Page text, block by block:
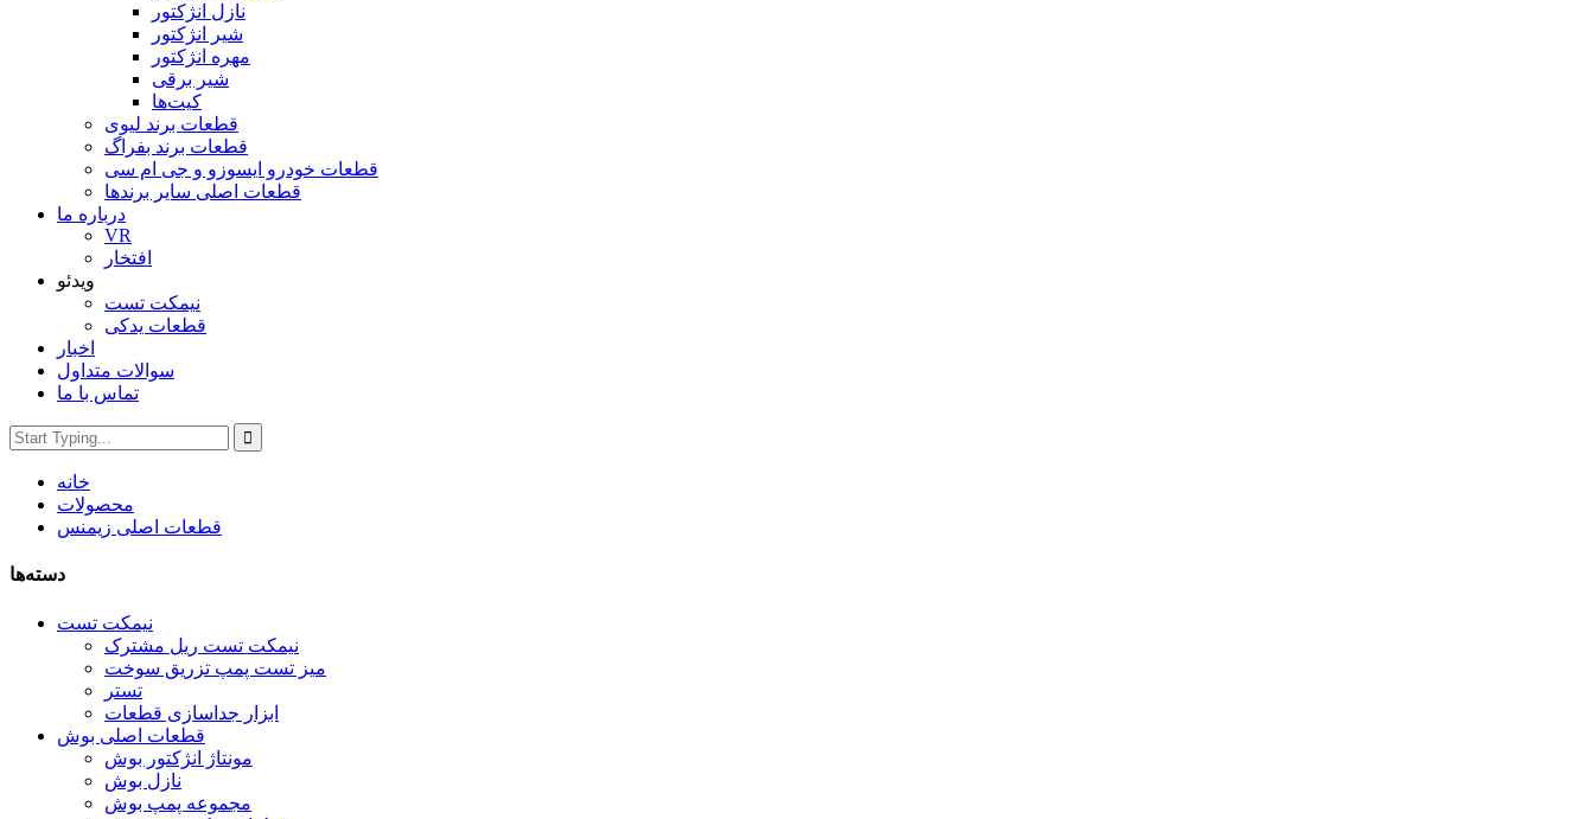
نازل انژکتور
شیر انژکتور
مهره انژکتور
شیر برقی
کیت‌ها
قطعات برند لیوی
قطعات برند بفراگ
قطعات خودرو ایسوزو و جی ام سی
قطعات اصلی سایر برندها
درباره ما
VR
افتخار
ویدئو
نیمکت تست
قطعات یدکی
اخبار
سوالات متداول
تماس با ما
خانه
محصولات
قطعات اصلی زیمنس
دسته‌ها
نیمکت تست
نیمکت تست ریل مشترک
میز تست پمپ تزریق سوخت
تستر
ابزار جداسازی قطعات
قطعات اصلی بوش
مونتاژ انژکتور بوش
نازل بوش
مجموعه پمپ بوش